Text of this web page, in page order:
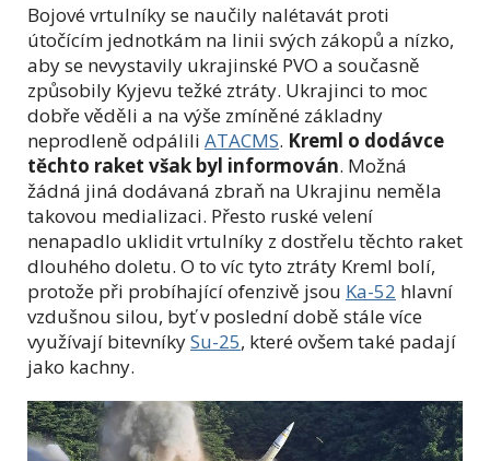
Bojové vrtulníky se naučily nalétavát proti
útočícím jednotkám na linii svých zákopů a nízko,
aby se nevystavily ukrajinské PVO a současně
způsobily Kyjevu težké ztráty. Ukrajinci to moc
dobře věděli a na výše zmíněné základny
neprodleně odpálili ATACMS. Kreml o dodávce
těchto raket však byl informován. Možná
žádná jiná dodávaná zbraň na Ukrajinu neměla
takovou medializaci. Přesto ruské velení
nenapadlo uklidit vrtulníky z dostřelu těchto raket
dlouhého doletu. O to víc tyto ztráty Kreml bolí,
protože při probíhající ofenzivě jsou Ka-52 hlavní
vzdušnou silou, byť v poslední době stále více
využívají bitevníkySu-25, které ovšem také padají
jako kachny.